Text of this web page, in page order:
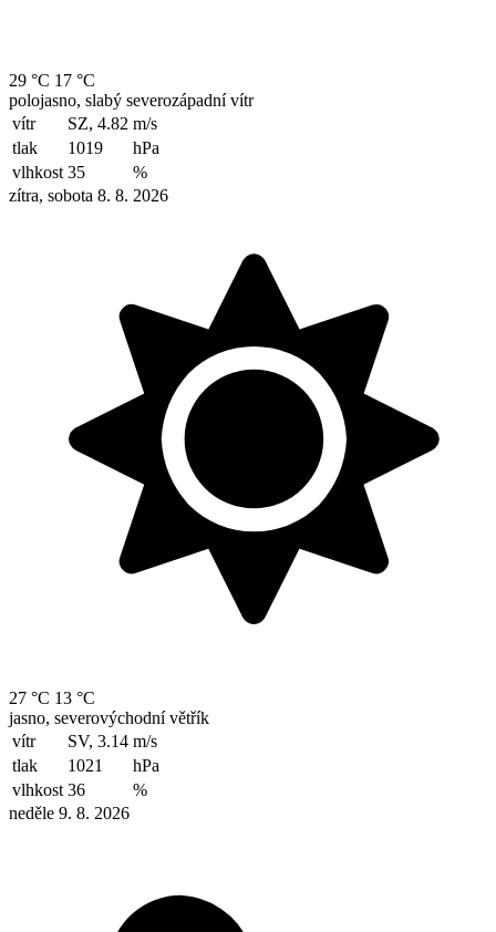
29 °C 17 °C
polojasno, slabý severozápadní vítr
vítr
SZ, 4.82 m/s
tlak
1019
hPa
vlhkost 35
%
zítra, sobota 8. 8. 2026
27 °C 13 °C
jasno, severovýchodní větřík
vítr
SV, 3.14 m/s
tlak
1021
hPa
vlhkost 36
%
neděle 9. 8. 2026